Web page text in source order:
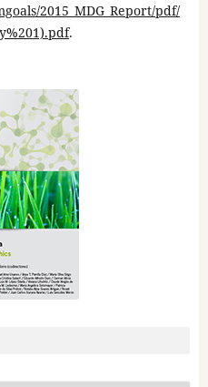
2015_MDG_Report/pdf/
.